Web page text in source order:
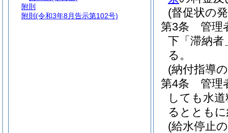
(督促状の
第3条
管理
下「滞納
る。
(納付指導
第4条
管理
しても水
るととも
(給水停止
附則
附則 (令和3年8月告示第102号)